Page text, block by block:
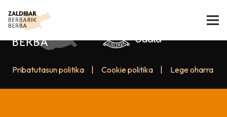
Pribatutasun politika Cookie politika Lege oharra